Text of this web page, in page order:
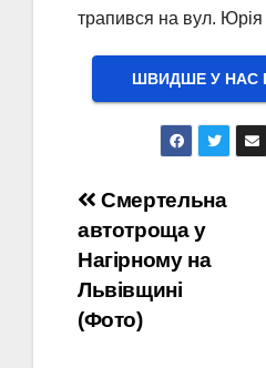
трапився на вул.
ШВИДШЕ У НАС В
Навігація
записів
Смертельна
автотроща у
Нагірному на
Львівщині
(Фото)